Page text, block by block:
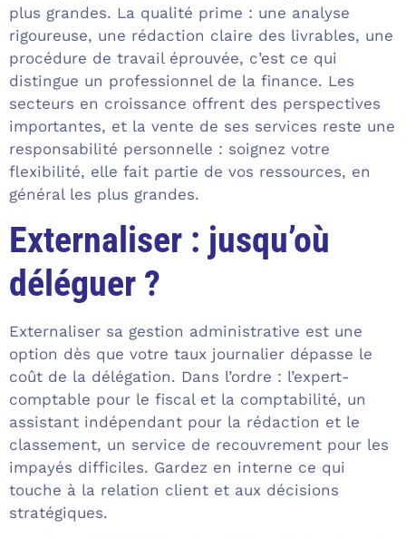
plus grandes. La qualité prime : une analyse
rigoureuse, une rédaction claire des livrables, une
procédure de travail éprouvée, c’est ce qui
distingue un professionnel de la finance. Les
secteurs en croissance offrent des perspectives
importantes, et la vente de ses services reste une
responsabilité personnelle : soignez votre
flexibilité, elle fait partie de vos ressources, en
général les plus grandes.
Externaliser : jusqu’où
déléguer ?
Externaliser sa gestion administrative est une
option dès que votre taux journalier dépasse le
coût de la délégation. Dans l’ordre : l’expert-
comptable pour le fiscal et la comptabilité, un
assistant indépendant pour la rédaction et le
classement, un service de recouvrement pour les
impayés difficiles. Gardez en interne ce qui
touche à la relation client et aux décisions
stratégiques.